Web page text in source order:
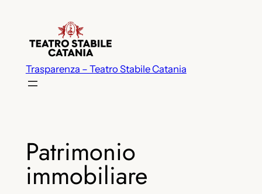
contenuto
Trasparenza – Teatro Stabile Catania
Patrimonio
immobiliare